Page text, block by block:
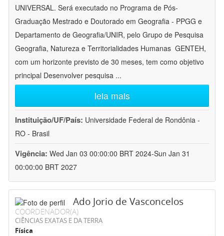
UNIVERSAL. Será executado no Programa de Pós-
Graduação Mestrado e Doutorado em Geografia - PPGG e
Departamento de Geografia/UNIR, pelo Grupo de Pesquisa
Geografia, Natureza e Territorialidades Humanas  GENTEH,
com um horizonte previsto de 30 meses, tem como objetivo
principal Desenvolver pesquisa ...
leia mais
Instituição/UF/País: Universidade Federal de Rondônia -
RO - Brasil
Vigência: Wed Jan 03 00:00:00 BRT 2024-Sun Jan 31
00:00:00 BRT 2027
Ado Jorio de Vasconcelos
COORDENADOR(A)
CIÊNCIAS EXATAS E DA TERRA
Física